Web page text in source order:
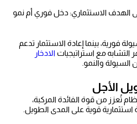
الهدف الاستثماري: دخل فوري أم نمو
فورية، بينما إعادة الاستثمار تدعم
التشابه مع استراتيجيات الادخار
السيولة والنمو.
الأجل
تُعزز من قوة الفائدة المركبة،
قوية على المدى الطويل.